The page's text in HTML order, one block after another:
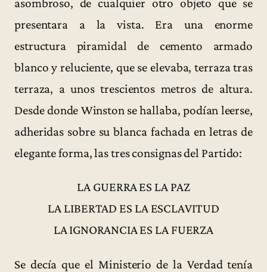
asombroso, de cualquier otro objeto que se
presentara a la vista. Era una enorme
estructura piramidal de cemento armado
blanco y reluciente, que se elevaba, terraza tras
terraza, a unos trescientos metros de altura.
Desde donde Winston se hallaba, podían leerse,
adheridas sobre su blanca fachada en letras de
elegante forma, las tres consignas del Partido:
LA GUERRA ES LA PAZ
LA LIBERTAD ES LA ESCLAVITUD
LA IGNORANCIA ES LA FUERZA
Se decía que el Ministerio de la Verdad tenía